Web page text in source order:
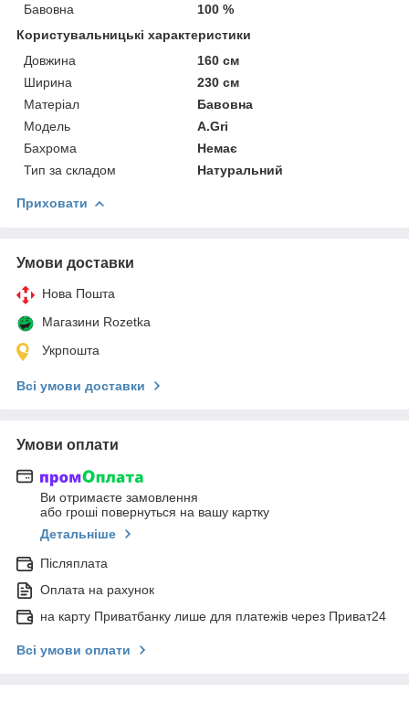
Бавовна
100 %
Користувальницькі характеристики
Довжина
160 см
Ширина
230 см
Матеріал
Бавовна
Модель
A.Gri
Бахрома
Немає
Тип за складом
Натуральний
Приховати
Умови доставки
Нова Пошта
Магазини Rozetka
Укрпошта
Всі умови доставки
Умови оплати
Ви отримаєте замовлення
або гроші повернуться на вашу картку
Детальніше
Післяплата
Оплата на рахунок
на карту Приватбанку лише для платежів через Приват24
Всі умови оплати